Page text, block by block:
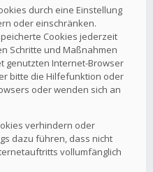
durch eine Einstellung
oder einschränken.
Cookies jederzeit
Schritte und Maßnahmen
genutzten Internet-Browser
bitte die Hilfefunktion oder
oder wenden sich an
verhindern oder
dazu führen, dass nicht
vollumfänglich